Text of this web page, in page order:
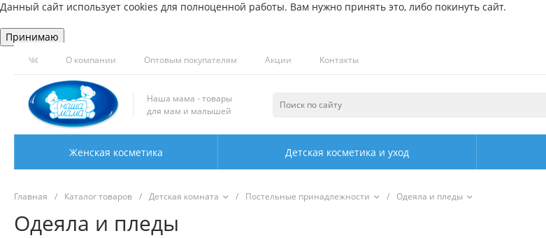
Данный сайт использует cookies для полноценной работы. Вам нужно принять это, либо покинуть сайт.
Принимаю
О компании Оптовым покупателям Акции Контакты
Наша мама - товары
для мам и малышей
Женская косметика Детская косметика и уход
Главная / Каталог товаров / Детская комната / Постельные принадлежности / Одеяла и пледы
Одеяла и пледы